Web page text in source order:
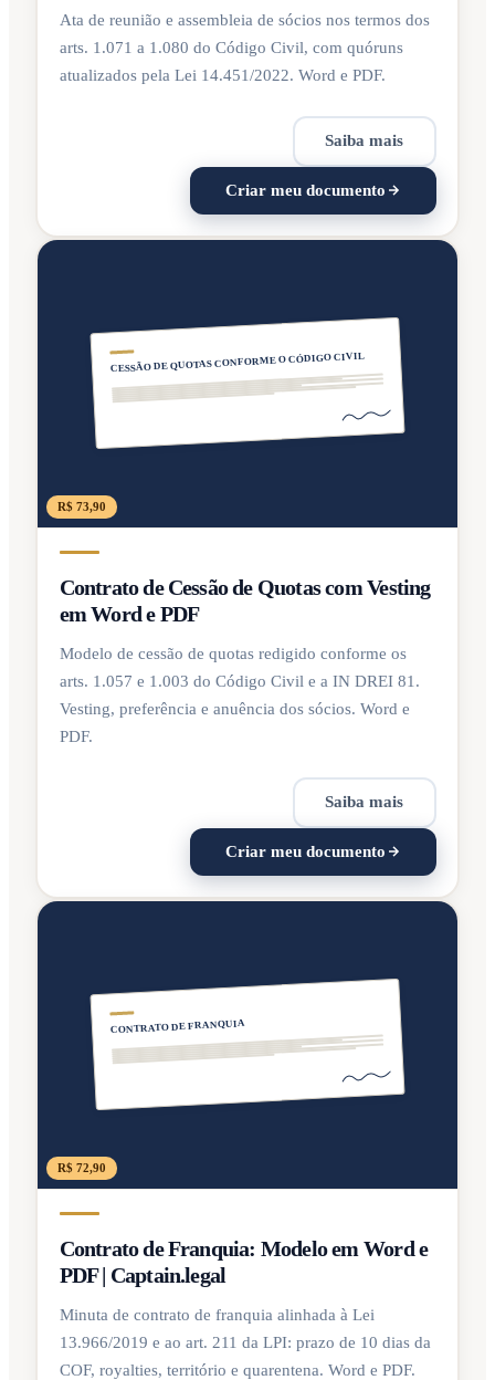
Ata de reunião e assembleia de sócios nos termos dos
arts. 1.071 a 1.080 do Código Civil, com quóruns
atualizados pela Lei 14.451/2022. Word e PDF.
Saiba mais
Criar meu documento
CESSÃO DE QUOTAS CONFORME O CÓDIGO CIVIL
R$ 73,90
Contrato de Cessão de Quotas com Vesting
em Word e PDF
Modelo de cessão de quotas redigido conforme os
arts. 1.057 e 1.003 do Código Civil e a IN DREI 81.
Vesting, preferência e anuência dos sócios. Word e
PDF.
Saiba mais
Criar meu documento
CONTRATO DE FRANQUIA
R$ 72,90
Contrato de Franquia: Modelo em Word e
PDF | Captain.legal
Minuta de contrato de franquia alinhada à Lei
13.966/2019 e ao art. 211 da LPI: prazo de 10 dias da
COF, royalties, território e quarentena. Word e PDF.